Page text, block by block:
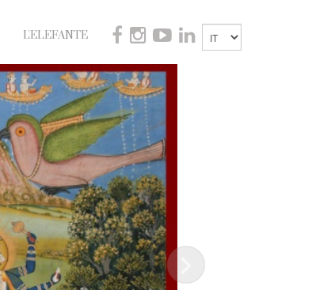
L'ELEFANTE